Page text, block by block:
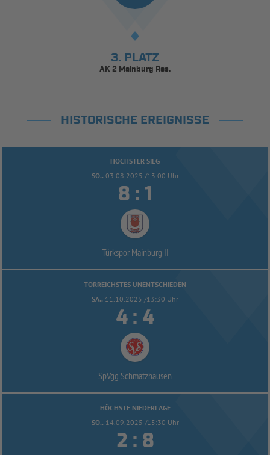
3. PLATZ
AK 2 Mainburg Res.
HISTORISCHE EREIGNISSE
HÖCHSTER SIEG
SO.. 03.08.2025 /13:00 Uhr
 : 
Türkspor Mainburg II
TORREICHSTES UNENTSCHIEDEN
SA.. 11.10.2025 /13:30 Uhr
 : 
SpVgg Schmatzhausen
HÖCHSTE NIEDERLAGE
SO.. 14.09.2025 /15:30 Uhr
 : 